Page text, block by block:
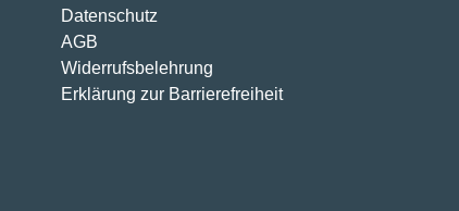
Datenschutz
AGB
Widerrufsbelehrung
Erklärung zur Barrierefreiheit